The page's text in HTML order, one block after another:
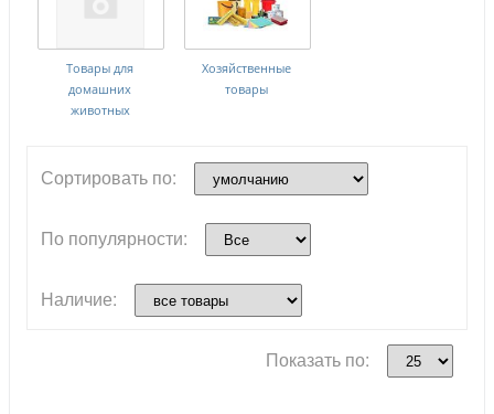
Товары для
домашних
животных
Хозяйственные
товары
Сортировать по:
По популярности:
Наличие:
Показать по: